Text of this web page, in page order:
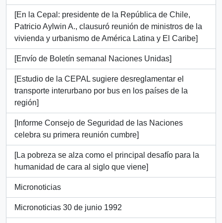
[En la Cepal: presidente de la República de Chile,
Patricio Aylwin A., clausuró reunión de ministros de la
vivienda y urbanismo de América Latina y El Caribe]
[Envío de Boletín semanal Naciones Unidas]
[Estudio de la CEPAL sugiere desreglamentar el
transporte interurbano por bus en los países de la
región]
[Informe Consejo de Seguridad de las Naciones
celebra su primera reunión cumbre]
[La pobreza se alza como el principal desafío para la
humanidad de cara al siglo que viene]
Micronoticias
Micronoticias 30 de junio 1992